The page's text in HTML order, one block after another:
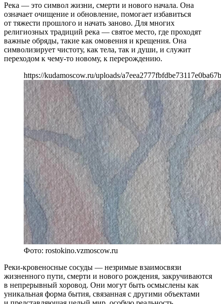
Река — это символ жизни, смерти и нового начала. Она
означает очищение и обновление, помогает избавиться
от тяжести прошлого и начать заново. Для многих
религиозных традиций река — святое место, где проходят
важные обряды, такие как омовения и крещения. Она
символизирует чистоту, как тела, так и души, и служит
переходом к чему-то новому, к перерождению.
https://kudamoscow.ru/uploads/
Фото: rostokino.vzmoscow.ru
Реки-кровеносные сосуды — незримые взаимосвязи
жизненного пути, смерти и нового рождения, закручиваются
в непрерывный хоровод. Они могут быть осмыслены как
уникальная форма бытия, связанная с другими объектами